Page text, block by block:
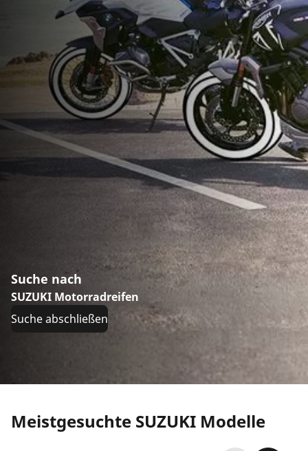
Suche nach
SUZUKI Motorradreifen
Suche abschließen
Meistgesuchte SUZUKI Modelle